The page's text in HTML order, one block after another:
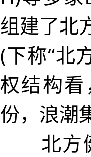
组建了北
(下称“北
权结构
份，浪潮
北方健